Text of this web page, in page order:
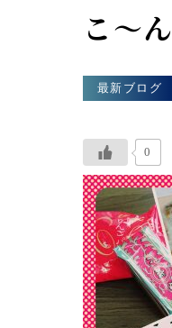
こ～
最新ブログ
0